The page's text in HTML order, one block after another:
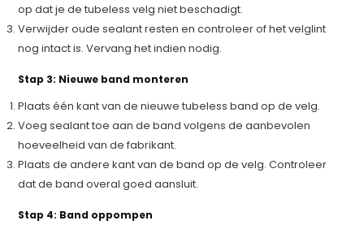
op dat je de tubeless velg niet beschadigt.
Verwijder oude sealant resten en controleer of het velglint
nog intact is. Vervang het indien nodig.
Stap 3: Nieuwe band monteren
Plaats één kant van de nieuwe tubeless band op de velg.
Voeg sealant toe aan de band volgens de aanbevolen
hoeveelheid van de fabrikant.
Plaats de andere kant van de band op de velg. Controleer
dat de band overal goed aansluit.
Stap 4: Band oppompen